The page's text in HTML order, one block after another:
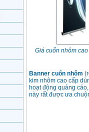
Giá cuốn nhôm
Banner cuốn nhôm
kim nhôm cao cấp
hoạt động quảng
này rất được ưa